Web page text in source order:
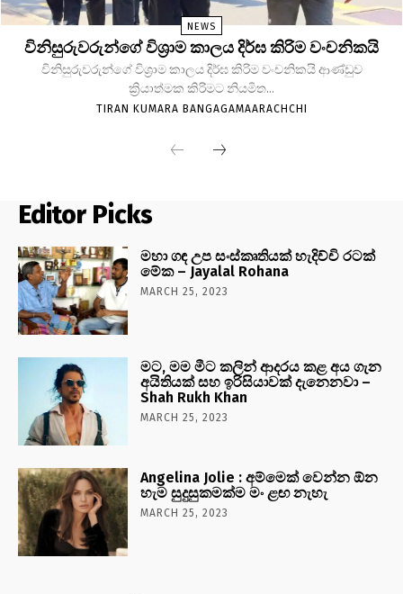
NEWS
විනිසුරුවරුන්ගේ විශ්‍රාම කාලය දිර්ඝ කිරිම වංචනිකයි
විනිසුරුවරුන්ගේ විශ්‍රාම කාලය දිර්ඝ කිරිම වංචනිකයි ආණ්ඩුව
ක්‍රියාත්මක කිරිමට නියමිත...
TIRAN KUMARA BANGAGAMAARACHCHI
Editor Picks
මහා ගඳ උප සංස්කෘතියක් හැදිච්චි රටක්
මේක – Jayalal Rohana
MARCH 25, 2023
මට, මම මීට කලින් ආදරය කළ අය ගැන
අයිතියක් සහ ඉරිසියාවක් දැනෙනවා –
Shah Rukh Khan
MARCH 25, 2023
Angelina Jolie : අම්මෙක් වෙන්න ඕන
හැම සුදුසුකමක්ම මං ළඟ නැහැ
MARCH 25, 2023